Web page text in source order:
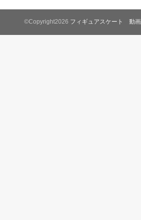
©Copyright2026 フィギュアスケート 動画